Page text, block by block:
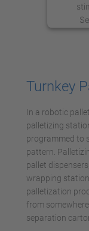
Turnkey
In a robotic
palletizing
programmed to
pattern.
pallet
wrapping
palletization
from
separation